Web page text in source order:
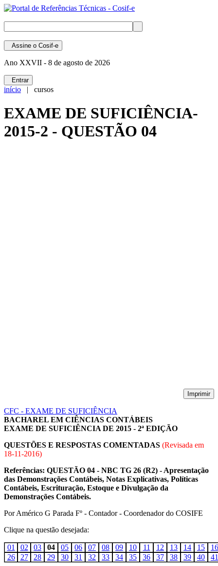
Assine o Cosif-e
Ano XXVII - 8 de agosto de 2026
Entrar
início | cursos
EXAME DE SUFICIÊNCIA-
2015-2 - QUESTÃO 04
Imprimir
CFC - EXAME DE SUFICIÊNCIA
BACHAREL EM CIÊNCIAS CONTÁBEIS
EXAME DE SUFICIÊNCIA DE 2015 - 2ª EDIÇÃO
QUESTÕES E RESPOSTAS COMENTADAS (Revisada em
18-11-2016)
Referências: QUESTÃO 04 - NBC TG 26 (R2) - Apresentação
das Demonstrações Contábeis, Notas Explicativas, Políticas
Contábeis, Escrituração, Estoque e Divulgação da
Demonstrações Contábeis.
Por Américo G Parada Fº - Contador - Coordenador do COSIFE
Clique na questão desejada:
01 02 03 04 05 06 07 08 09 10 11 12 13 14 15
16
26
27 28 29 30 31 32 33 34 35 36 37 38 39 40 41